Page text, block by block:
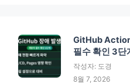
GitHub
필수 확인 3단
작성자: 도경
8월 7, 2026